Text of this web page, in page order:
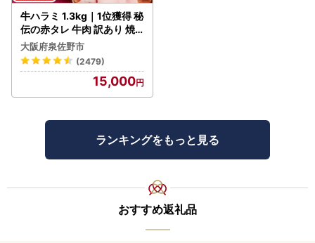
牛ハラミ 1.3kg｜1位獲得 秘
伝の赤タレ 牛肉 訳あり 焼
肉 BBQ
大阪府泉佐野市
(2479)
15,000
ランキングをもっと見る
おすすめ返礼品